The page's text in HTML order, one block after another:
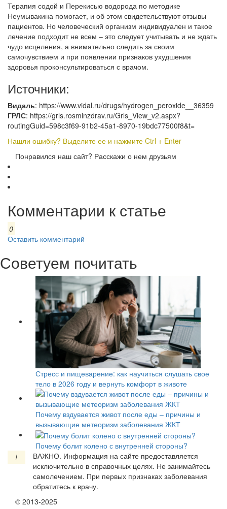
Терапия содой и Перекисью водорода по методике
Неумывакина помогает, и об этом свидетельствуют отзывы
пациентов. Но человеческий организм индивидуален и такое
лечение подходит не всем – это следует учитывать и не ждать
чудо исцеления, а внимательно следить за своим
самочувствием и при появлении признаков ухудшения
здоровья проконсультироваться с врачом.
Источники:
Видаль: https://www.vidal.ru/drugs/hydrogen_peroxide__36359
ГРЛС: https://grls.rosminzdrav.ru/Grls_View_v2.aspx?
routingGuid=598c3f69-91b2-45a1-8970-19bdc77500f8&t=
Нашли ошибку? Выделите ее и нажмите Ctrl + Enter
Понравился наш сайт? Расскажи о нем друзьям
Комментарии к статье
0
Оставить комментарий
Советуем почитать
Стресс и пищеварение: как научиться слушать свое
тело в 2026 году и вернуть комфорт в животе
Почему вздувается живот после еды – причины и
вызывающие метеоризм заболевания ЖКТ
Почему болит колено с внутренней стороны?
!
ВАЖНО. Информация на сайте предоставляется
исключительно в справочных целях. Не занимайтесь
самолечением. При первых признаках заболевания
обратитесь к врачу.
© 2013-2025